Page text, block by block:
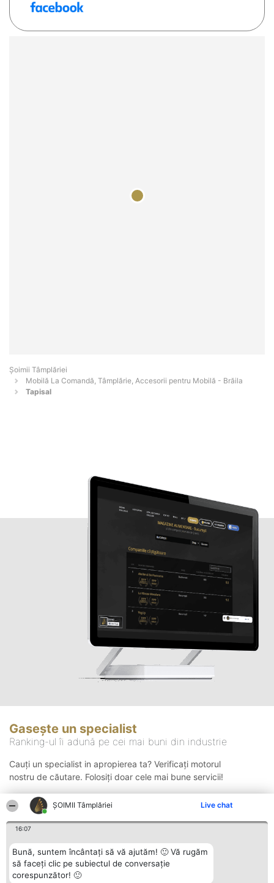
ȘOIMII Tâmplăriei Live chat
16:07
Bună, suntem încântați să vă ajutăm! 🙂 Vă rugăm
să faceți clic pe subiectul de conversație
corespunzător! 🙂
Șoimii Tâmplăriei
Mobilă La Comandă, Tâmplărie, Accesorii pentru Mobilă - Brăila
Tapisal
Gasește un specialist
Ranking-ul îi adună pe cei mai buni din industrie
Cauți un specialist in apropierea ta? Verificați motorul
nostru de căutare. Folosiți doar cele mai bune servicii!